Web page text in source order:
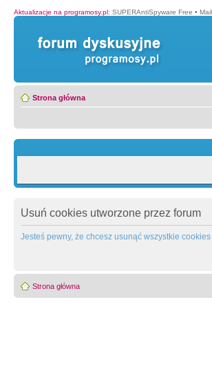
Aktualizacje na programosy.pl: SUPERAntiSpyware Free •
Strona główna
Usuń cookies utworzone przez forum
Jesteś pewny, że chcesz usunąć wszystkie
Strona główna